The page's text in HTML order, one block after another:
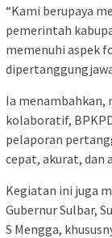
“Kami berupaya
pemerintah
memenuhi aspek
Ia menambahkan,
kolaboratif,
pelaporan
cepat, akurat, dan
Kegiatan ini juga
Gubernur Sulbar,
S Mengga,